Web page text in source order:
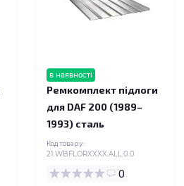
в наявності
Ремкомплект підлоги
для DAF 200 (1989–
1993) сталь
Код товару:
21.WBFLORXXXX.ALL.0.0
0